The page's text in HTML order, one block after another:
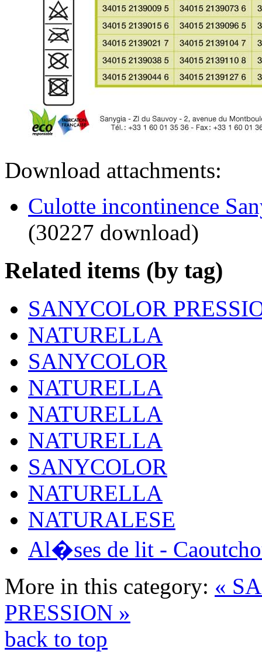
Download attachments:
Culotte incontinence
(30227 download)
Related items (by tag)
SANYCOLOR
NATURELLA
SANYCOLOR
NATURELLA
NATURELLA
NATURELLA
SANYCOLOR
NATURELLA
NATURALESE
Al�ses de lit -
More in this category: «
PRESSION »
back to top